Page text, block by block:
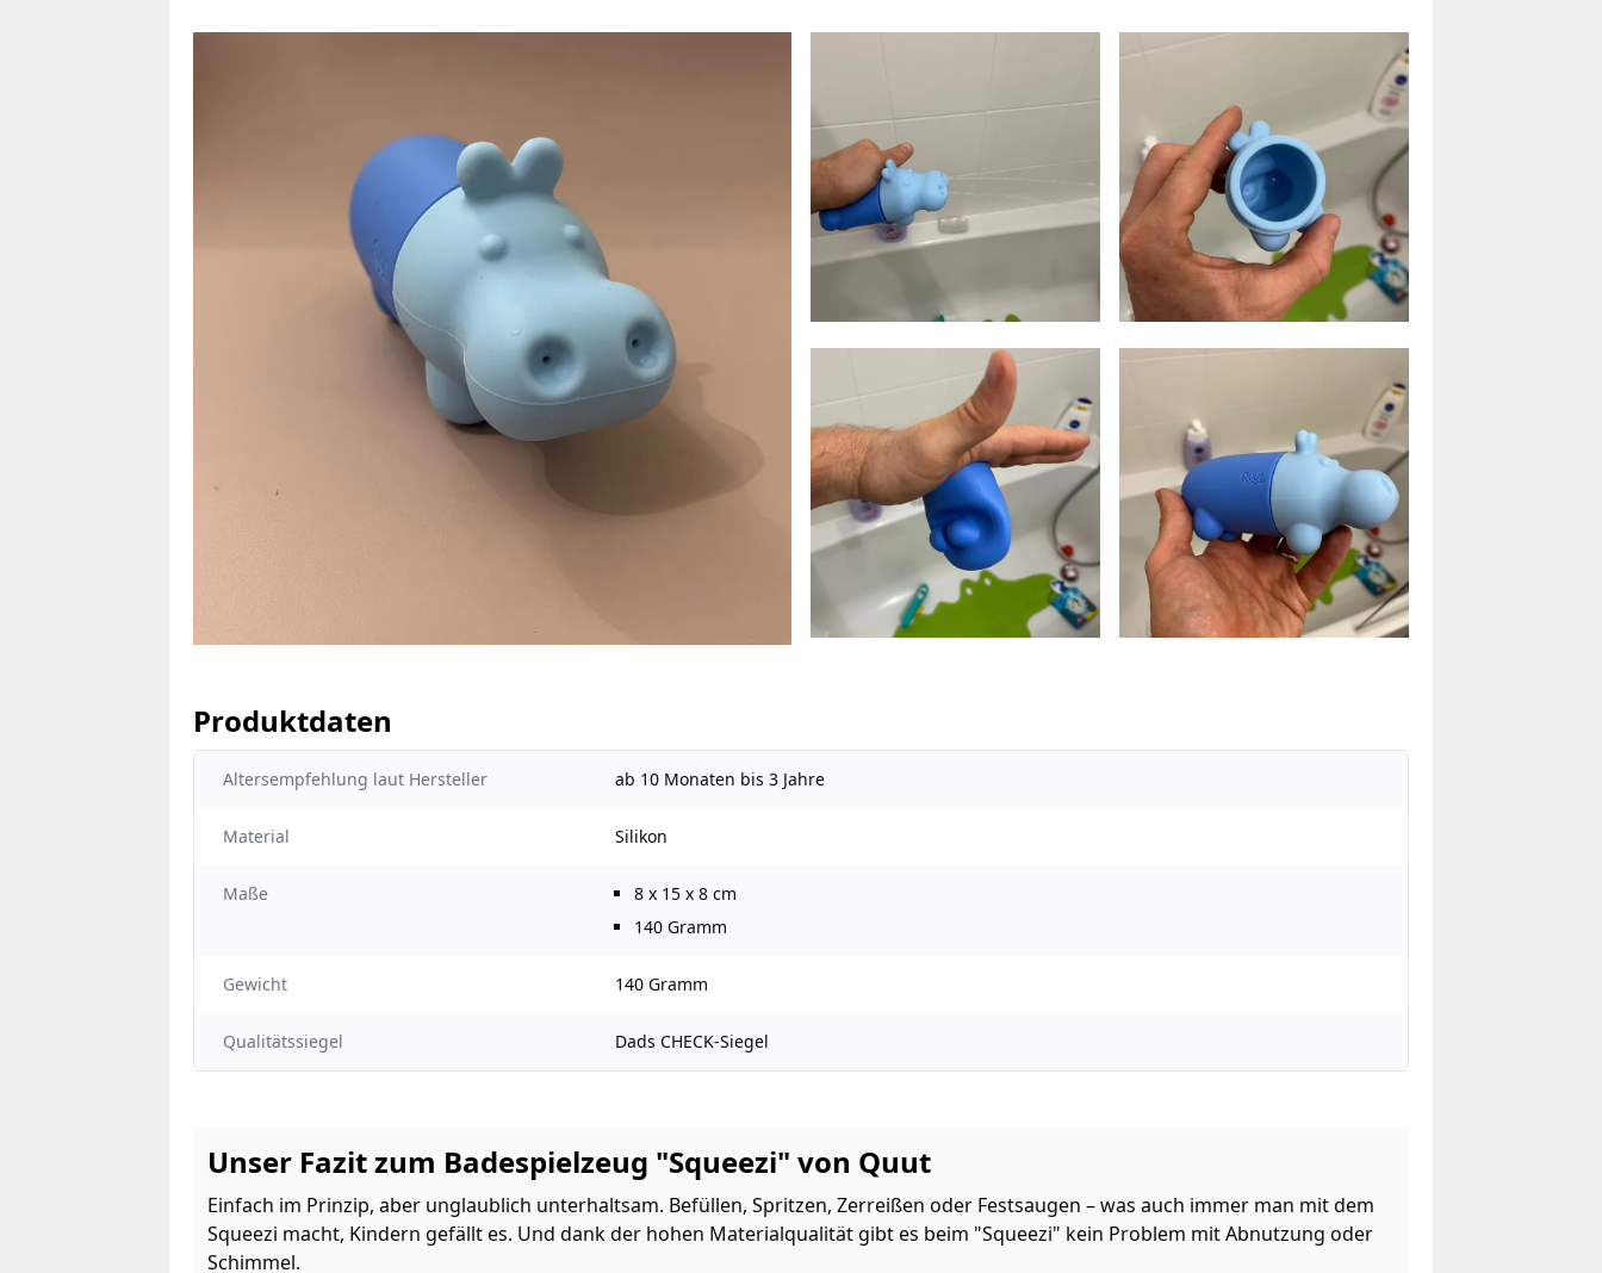
Produktdaten
Altersempfehlung laut Hersteller ab 10 Monaten bis 3 Jahre
Material Silikon
Maße
‎8 x 15 x 8 cm
140 Gramm
Gewicht 140 Gramm
Qualitätssiegel Dads CHECK-Siegel
Unser Fazit zum Badespielzeug "Squeezi" von Quut
Einfach im Prinzip, aber unglaublich unterhaltsam. Befüllen, Spritzen, Zerreißen oder Festsaugen – was auch immer man mit dem
Squeezi macht, Kindern gefällt es. Und dank der hohen Materialqualität gibt es beim "Squeezi" kein Problem mit Abnutzung oder
Schimmel.